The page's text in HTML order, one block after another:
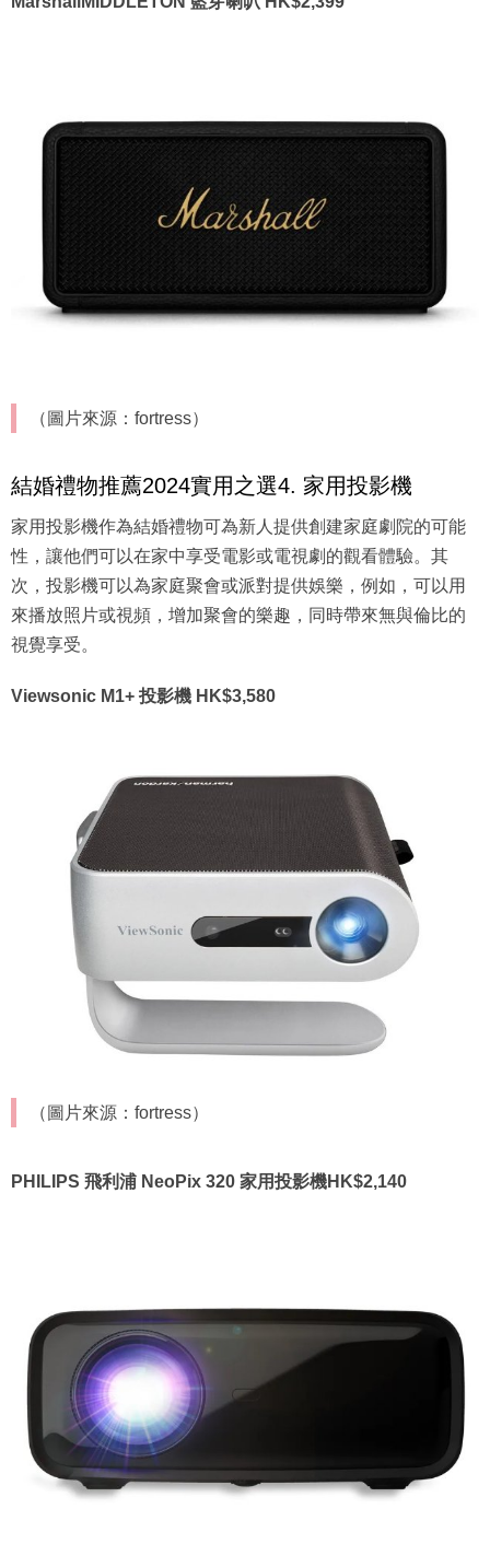
（圖片來源：fortress）
結婚禮物推薦2024實用之選4. 家用投影機
家用投影機作為結婚禮物可為新人提供創建家庭劇院的可能
性，讓他們可以在家中享受電影或電視劇的觀看體驗。其
次，投影機可以為家庭聚會或派對提供娛樂，例如，可以用
來播放照片或視頻，增加聚會的樂趣，同時帶來無與倫比的
視覺享受。
Viewsonic M1+ 投影機 HK$3,580
（圖片來源：fortress）
PHILIPS 飛利浦 NeoPix 320 家用投影機HK$2,140